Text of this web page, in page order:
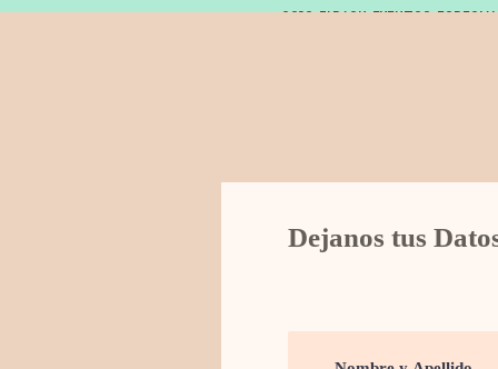
© 2019 FARAON EVENTOS
Dejanos tus